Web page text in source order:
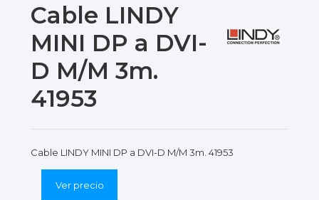
Cable LINDY
MINI DP a DVI-
D M/M 3m.
41953
Cable LINDY MINI DP a DVI-D M/M 3m. 41953
Ver precio